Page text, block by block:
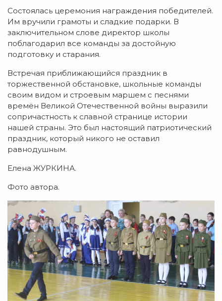
Состоялась церемония награждения победителей.
Им вручили грамоты и сладкие подарки. В
заключительном слове директор школы
поблагодарил все команды за достойную
подготовку и старания.
Встречая приближающийся праздник в
торжественной обстановке, школьные команды
своим видом и строевым маршем с песнями
времён Великой Отечественной войны выразили
сопричастность к славной странице истории
нашей страны. Это был настоящий патриотический
праздник, который никого не оставил
равнодушным.
Елена ЖУРКИНА.
Фото автора.